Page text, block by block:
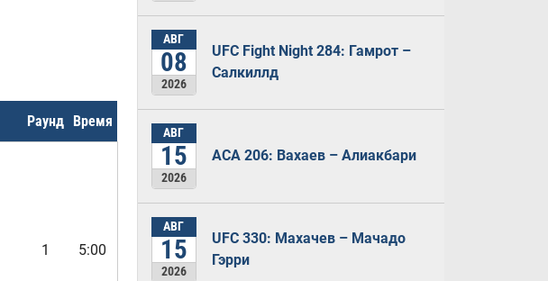
Раунд Время
1 5:00
АВГ
08
2026
UFC Fight Night 284: Гамрот –
Салкиллд
АВГ
15
2026
ACA 206: Вахаев – Алиакбари
АВГ
15
2026
UFC 330: Махачев – Мачадо
Гэрри